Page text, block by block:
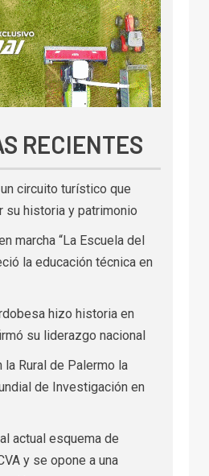
RECIENTES
circuito turístico que
su historia y patrimonio
marcha “La Escuela del
la educación técnica en
hizo historia en
su liderazgo nacional
la Rural de Palermo la
de Investigación en
actual esquema de
y se opone a una